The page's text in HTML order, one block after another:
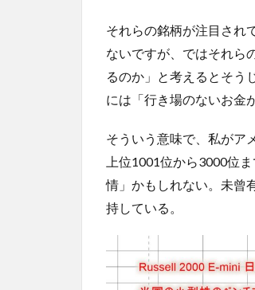
それらの銘柄が注目され
ないですが、ではそれら
るのか」と考えるとそう
には「行き場のないお金
そういう意味で、私がア
上位1001位から3000位
情」かもしれない。未曾
持している。